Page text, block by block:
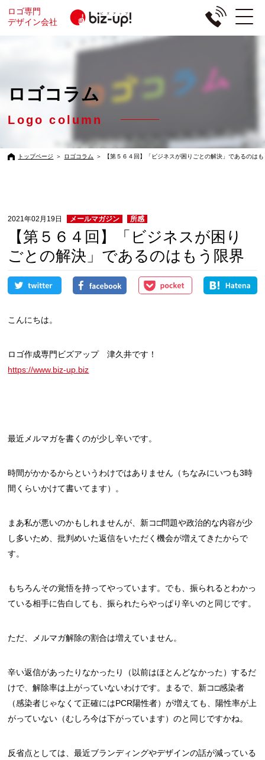
ロゴ専門
デザイン会社
ロゴコラム
Logo column
トップページ ＞ ロゴコラム ＞ 【第５６４回】「ビジネスが困りごとの解決」であるのは
2021年02月19日 メールマガジン 所感
【第５６４回】「ビジネスが困り
ごとの解決」であるのはもう限界
こんにちは。
ロゴ作成専門ビズアップ 津久井です！
https://www.biz-up.biz
最近メルマガを書くのが少し辛いです。
時間がかかるからというわけではありません（ちなみにいつも3時
間くらいかけて書いてます）。
まあ私が悪いのかもしれませんが、新コ□問題や政治的な内容が少
し多いため、批判めいた返信をいただく機会が増えてきたからで
す。
もちろんその覚悟を持ってやっています。でも、振られるとわかっ
ている相手に告白しても、振られたらやっぱり辛いのと同じです。
ただ、メルマガ解除の割合は増えていません。
辛い返信があったりなかったり（以前はほとんどなかった）するだ
けで、解除率は上がっていないわけです。まるで、新コ□感染者
（感染者じゃなくて正確にはPCR陽性者）が増えても、陽性率が上
がっていない（むしろ今は下がっています）のと同じですかね。
反省点としては、最近ブランディングやデザインの話が減っている